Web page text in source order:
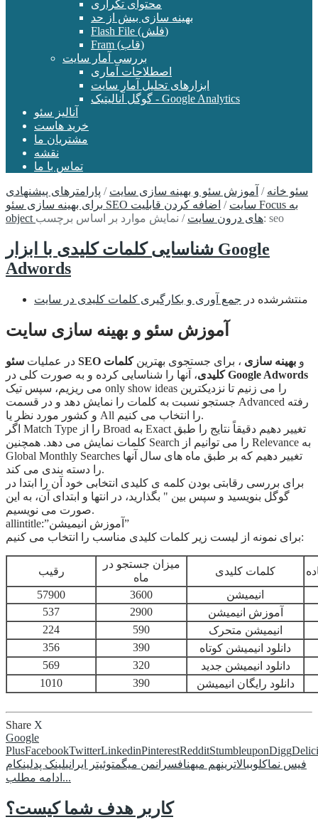
محتوای تکراری
بهینه سازی بیش از حد
Flash File (فلش)
Fram (قاب)
بررسی آمار سایت
اصطلاحات آماری
ابزارهای تحلیل آمار سایت
گوگل آنالیتیک - Google Analytics
آنالیز سئو
خرید هاست
مشتریان ما
نقشه
تماس با ما
سئو خانه / آموزش سئو و بهینه سازی سایت / پارامترهای پیشنهادی
برای بهینه سازی سئو SEO سایت / اضافه کردن قابلیت Focus به
object های درون سایت / نمایش موارد بر اساس برچسب: seo
شناسایی کلمات کلیدی با ابزار Google
Adwords
منتشرشده در جمع آوری و بکارگیری کلمات کلیدی در سایت
آموزش سئو و بهینه سازی سایت
در عملیات سئو SEO و بهینه سازی ، برای جستجوی بهترینکلمات
کلیدی، آنها را شناسایی کرده و به صورت کلی درGoogle Adwords
می ریزیم، سپس تیک only show ideas را می زنیم تا نزدیکترین
جستجو نسبت به کلمات را نمایش دهد و در قسمت Advanced رفته
و کشور مورد نظر یا All را انتخاب می کنیم.
اگر Match Type را از Broad به Exact تغییر دهیم دقیقاً نتایج را طبق
کلمات نمایش می دهد. همچنین Search را می توانیم از Relevance به
Global Monthly Searches تغییر دهیم که بر طبق ماه های سال آنها
را دسته بندی می کند.
برای بررسی رقابتی بودن کلمه ی کلیدی انتخابی خود آن را ابتدا در
گوگل بنویسید و سپس بین " بگذارید، در انتها و ابتدای آن، به این
صورت می نویسیم.
allintitle:”آموزش انیمیشن”
برای نمونه از لیست زیر کلمات کلیدی مناسب را انتخاب می کنیم:
کلمات کلیدی
میزان جستجو در
ماه
رقیب
انیمیشن
3600
57900
آموزش انیمیشن
2900
537
انیمیشن متحرک
590
224
دانلود انیمیشن کوتاه
390
356
دانلود انیمیشن جدید
320
569
دانلود رایگان انیمیشن
390
1010
Share X
Google
PlusFacebookTwitterLinkedinPinterestRedditStumbleuponDigg
فیس نماکلوببالاترینهم میهنافسرانمن میگمتوئیتر ایرانیلینک پدلینکام
ادامه مطلب...
کاربر هدف شما کیست؟